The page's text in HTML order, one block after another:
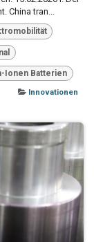
China tran...
Ionen Batterien
Innovationen